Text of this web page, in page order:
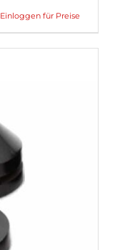
Einloggen für Preise